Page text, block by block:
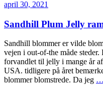
april 30, 2021
Sandhill Plum Jelly
Sandhill blommer er vilde
vejen i out-of-the måde steder.
forvandlet til jelly i mange år
USA. tidligere på året
blommer blomstrede. Da jeg …